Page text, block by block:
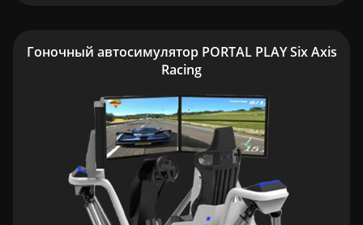
Гоночный автосимулятор PORTAL PLAY Six Axis
Racing